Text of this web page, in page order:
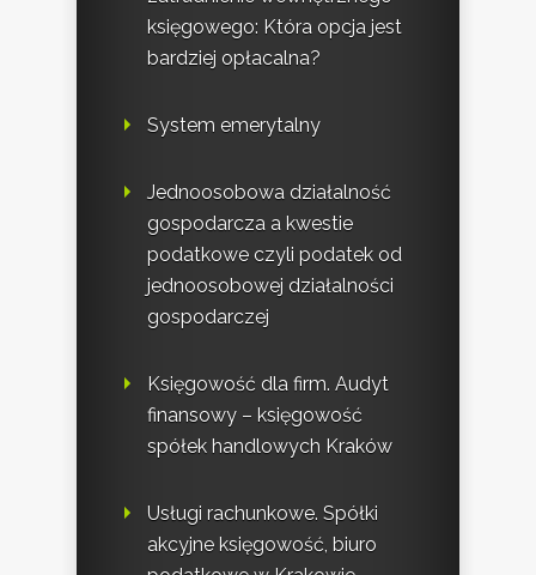
księgowego: Która opcja jest
bardziej opłacalna?
System emerytalny
Jednoosobowa działalność
gospodarcza a kwestie
podatkowe czyli podatek od
jednoosobowej działalności
gospodarczej
Księgowość dla firm. Audyt
finansowy – księgowość
spółek handlowych Kraków
Usługi rachunkowe. Spółki
akcyjne księgowość, biuro